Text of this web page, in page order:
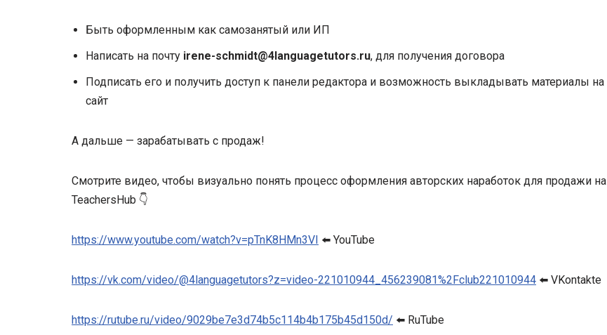
Быть оформленным как самозанятый или ИП
Написать на почту irene-schmidt@4languagetutors.ru, для получения договора
Подписать его и получить доступ к панели редактора и возможность выкладывать материалы на
сайт
А дальше — зарабатывать с продаж!
Смотрите видео, чтобы визуально понять процесс оформления авторских наработок для продажи на
TeachersHub 👇
https://www.youtube.com/watch?v=pTnK8HMn3VI ⬅️ YouTube
https://vk.com/video/@4languagetutors?z=video-221010944_456239081%2Fclub221010944 ⬅️ VKontakte
https://rutube.ru/video/9029be7e3d74b5c114b4b175b45d150d/ ⬅️ RuTube